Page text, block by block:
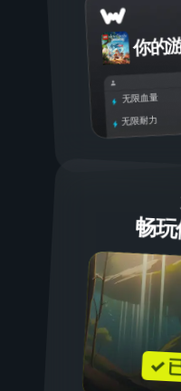
你的
无限血量
无限耐力
畅
✓